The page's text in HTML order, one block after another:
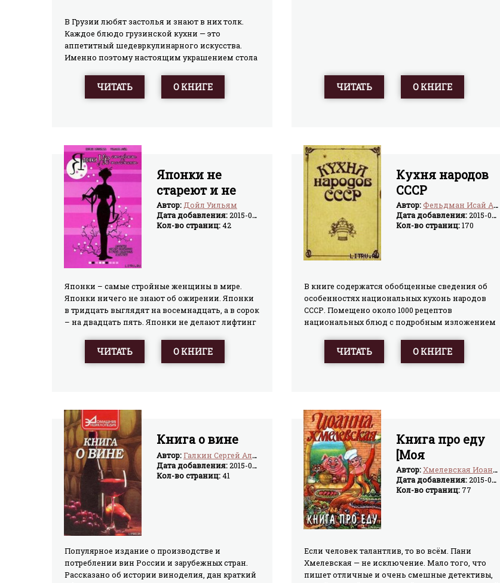
В Грузии любят застолья и знают в них толк.
Каждое блюдо грузинской кухни — это
аппетитный шедевркулинарного искусства.
Именно поэтому настоящим украшением стола
Знамениты на весь мир исконно грузинские
блюда: шашлыки, сациви, суп харчо, хаши. Они
блюдам из рыбы, яиц,творога и неповторимым
кондитерским изделиям.Большинство
рецептов рассчитано на 4— 5 порций. Приятного
аппетита!
ЧИТАТЬ О КНИГЕ ЧИТАТЬ О КНИГЕ
Японки не
стареют и не
толстеют
Автор: Дойл Уильям
Дата добавления:2015-04-07
Кол-во страниц:42
Японки – самые стройные женщины в мире.
Японки ничего не знают об ожирении. Японки
в тридцать выглядят на восемнадцать, а в сорок
– на двадцать пять. Японки не делают лифтинг
«диета» и «тренажерный зал». Японки готовят с
удовольствием и наслаждаются едой, не считая
ЧИТАТЬ О КНИГЕ
Кухня народов
СССР
Автор:Фельдман Исай Абрамович
Дата добавления:2015-04-11
Кол-во страниц:170
В книге содержатся обобщенные сведения об
особенностях национальных кухонь народов
СССР. Помещено около 1000 рецептов
национальных блюд с подробным изложением
рекомендации, что из кулинарии приемлемо
предложить туристам из других республик.В
ЧИТАТЬ О КНИГЕ
Книга о вине
Автор:Галкин Сергей Александрович
Дата добавления:2015-04-12
Кол-во страниц:41
Популярное издание о производстве и
потреблении вин России и зарубежных стран.
Рассказано об истории виноделия, дан краткий
Книга про еду
[Моя
поваренная
книга]
Автор:Хмелевская Иоанна
Дата добавления:2015-04-15
Кол-во страниц: 77
Если человек талантлив, то во всём. Пани
Хмелевская — не исключение. Мало того, что
пишет отличные и очень смешные детективы,